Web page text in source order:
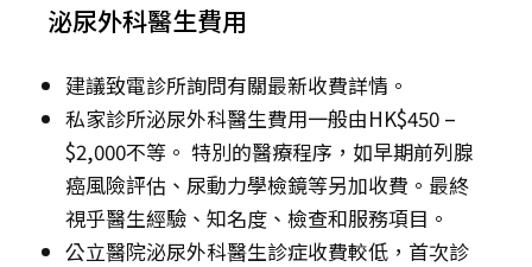
泌尿外科醫生費用
建議致電診所詢問有關最新收費詳情。
私家診所泌尿外科醫生費用一般由HK$450 –
$2,000不等。 特別的醫療程序，如早期前列腺
癌風險評估、尿動力學檢鏡等另加收費。最終
視乎醫生經驗、知名度、檢查和服務項目。
公立醫院泌尿外科醫生診症收費較低，首次診